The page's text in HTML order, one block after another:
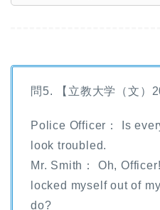
問5. 【立教大学（文）
Police Officer： Is
look troubled.
Mr. Smith： Oh,
locked myself out of
do?